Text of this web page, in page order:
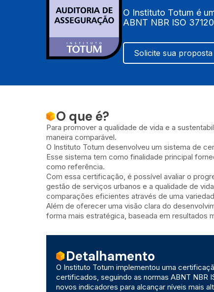
O Instituto Totum é
ABNT NBR ISO
Solicite sua proposta
O que é?
Para promover a qualidade de vida e a
maneira comparável.
O Instituto Totum desenvolveu um sistema de
Esse sistema tem como finalidade principal
como referência.
Com essa certificação, é possível avaliar o
gestão de serviços urbanos e a qualidade de
comparações eficientes através de uma
Além de oferecer uma visão clara do
forma mais estratégica, baseada em resultados
Detalhamento
O Instituto Totum implementou uma
certificados, seguindo as normas ABNT NBR
novos indicadores para alcançar níveis mais